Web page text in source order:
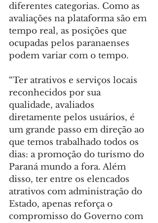
diferentes categorias. Como as
avaliações na plataforma são em
tempo real, as posições que
ocupadas pelos paranaenses
podem variar com o tempo.
“Ter atrativos e serviços locais
reconhecidos por sua
qualidade, avaliados
diretamente pelos usuários, é
um grande passo em direção ao
que temos trabalhado todos os
dias: a promoção do turismo do
Paraná mundo a fora. Além
disso, ter entre os elencados
atrativos com administração do
Estado, apenas reforça o
compromisso do Governo com